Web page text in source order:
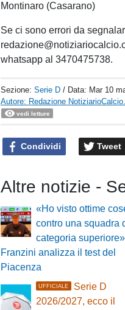
Montinaro (Casarano)
Se ci sono errori da
whatsapp al 3470475738.
Sezione:Serie D / Data: Mar 10
Autore: Redazione
vedi letture
Condividi Tweet
Altre notizie -
«Ho visto ottime
contro una squadra
categoria
Franzini analizza il test del
Piacenza
UFFICIALE
Serie D
2026/2027, ecco il